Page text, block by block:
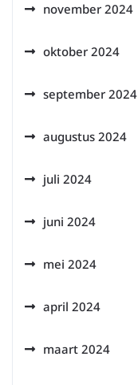
november 2024
oktober 2024
september 2024
augustus 2024
juli 2024
juni 2024
mei 2024
april 2024
maart 2024